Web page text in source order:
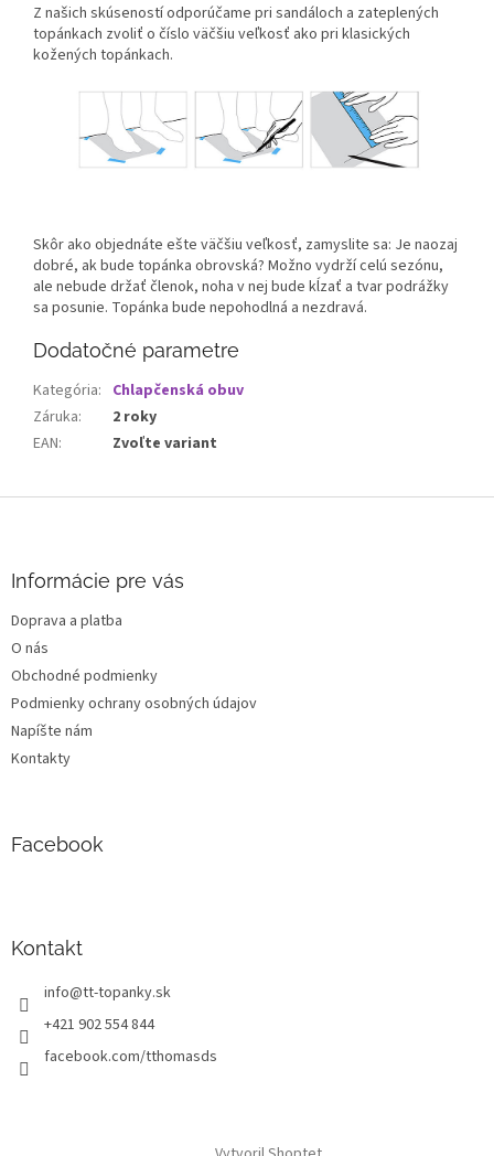
Z našich skúseností odporúčame pri sandáloch a zateplených
topánkach zvoliť o číslo väčšiu veľkosť ako pri klasických
kožených topánkach.
Skôr ako objednáte ešte väčšiu veľkosť, zamyslite sa: Je naozaj
dobré, ak bude topánka obrovská? Možno vydrží celú sezónu,
ale nebude držať členok, noha v nej bude kĺzať a tvar podrážky
sa posunie. Topánka bude nepohodlná a nezdravá.
Dodatočné parametre
Kategória: Chlapčenská obuv
Záruka:
2 roky
EAN: Zvoľte variant
e
Informácie pre vás
Doprava a platba
O nás
Obchodné podmienky
Podmienky ochrany osobných údajov
Napíšte nám
Kontakty
Facebook
Kontakt
info@tt-topanky.sk
+421 902 554 844
facebook.com/tthomasds